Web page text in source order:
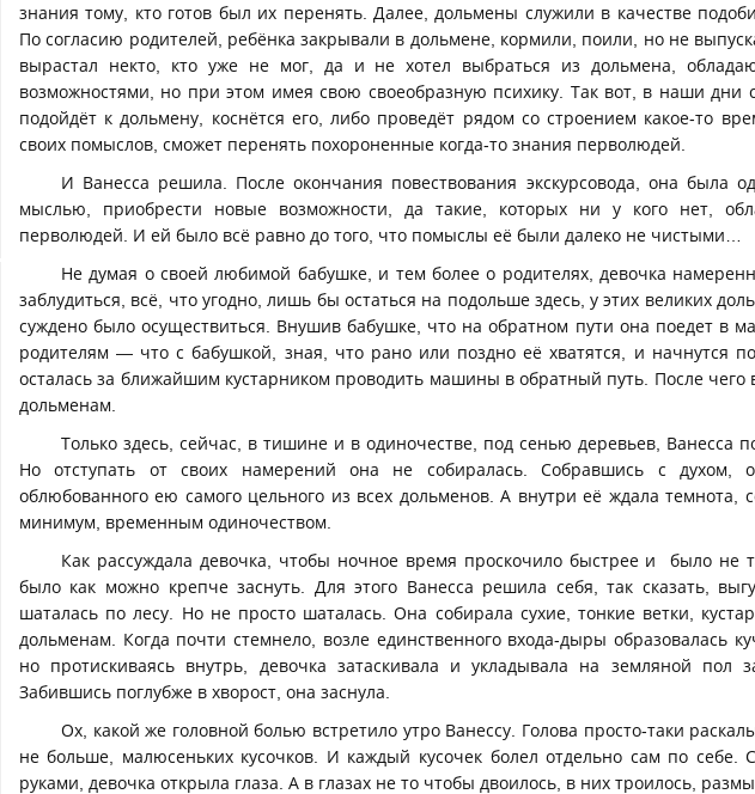
знания тому, кто готов был их перенять. Далее, дольмены служили в качестве
По согласию родителей, ребёнка закрывали в дольмене, кормили, поили, но не
вырастал некто, кто уже не мог, да и не хотел выбраться из дольмена,
возможностями, но при этом имея свою своеобразную психику. Так вот, в наши дни
подойдёт к дольмену, коснётся его, либо проведёт рядом со строением какое-то
своих помыслов, сможет перенять похороненные когда-то знания перволюдей.
И Ванесса решила. После окончания повествования экскурсовода, она была
мыслью, приобрести новые возможности, да такие, которых ни у кого нет,
перволюдей. И ей было всё равно до того, что помыслы её были далеко не чистыми…
Не думая о своей любимой бабушке, и тем более о родителях, девочка
заблудиться, всё, что угодно, лишь бы остаться на подольше здесь, у этих великих
суждено было осуществиться. Внушив бабушке, что на обратном пути она поедет в
родителям — что с бабушкой, зная, что рано или поздно её хватятся, и начнутся
осталась за ближайшим кустарником проводить машины в обратный путь. После чего
дольменам.
Только здесь, сейчас, в тишине и в одиночестве, под сенью деревьев, Ванесса
Но отступать от своих намерений она не собиралась. Собравшись с духом,
облюбованного ею самого цельного из всех дольменов. А внутри её ждала темнота,
минимум, временным одиночеством.
Как рассуждала девочка, чтобы ночное время проскочило быстрее и было не
было как можно крепче заснуть. Для этого Ванесса решила себя, так сказать,
шаталась по лесу. Но не просто шаталась. Она собирала сухие, тонкие ветки,
дольменам. Когда почти стемнело, возле единственного входа-дыры образовалась
но протискиваясь внутрь, девочка затаскивала и укладывала на земляной пол
Забившись поглубже в хворост, она заснула.
Ох, какой же головной болью встретило утро Ванессу. Голова просто-таки
не больше, малюсеньких кусочков. И каждый кусочек болел отдельно сам по себе.
руками, девочка открыла глаза. А в глазах не то чтобы двоилось, в них троилось,